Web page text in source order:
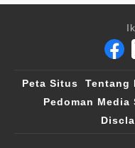
Peta Situs Tentang
Pedoman Media